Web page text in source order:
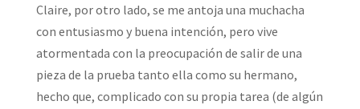
Claire, por otro lado, se me antoja una muchacha
con entusiasmo y buena intención, pero vive
atormentada con la preocupación de salir de una
pieza de la prueba tanto ella como su hermano,
hecho que, complicado con su propia tarea (de algún